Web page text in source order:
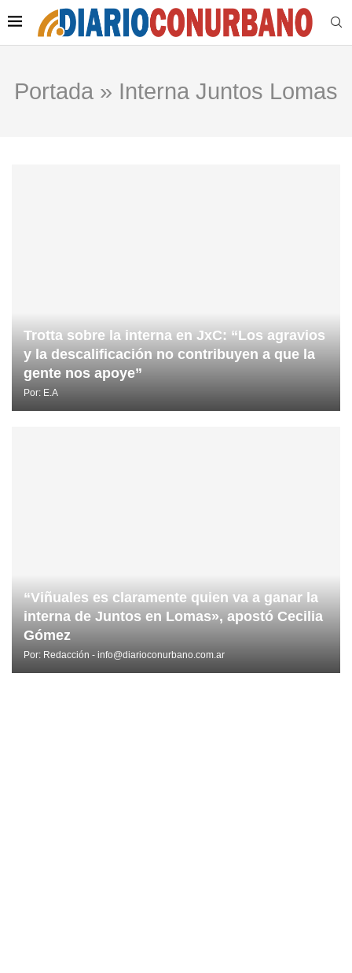
Portada » Interna Juntos Lomas
Trotta sobre la interna en JxC: “Los agravios
y la descalificación no contribuyen a que la
gente nos apoye”
Por: E.A
“Viñuales es claramente quien va a ganar la
interna de Juntos en Lomas», apostó Cecilia
Gómez
Por: Redacción - info@diarioconurbano.com.ar